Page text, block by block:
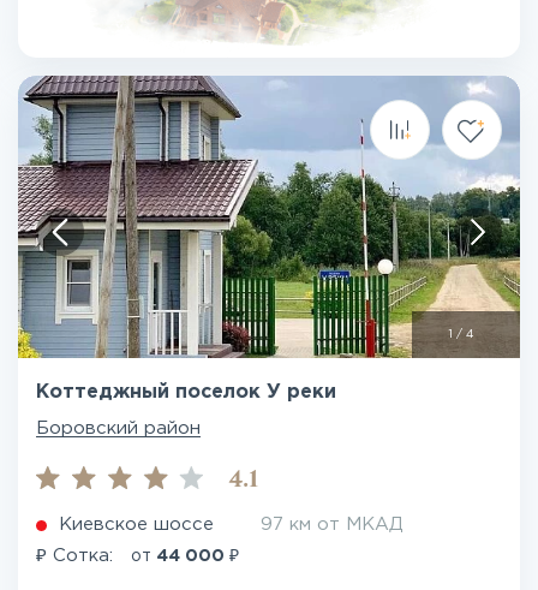
1 / 4
Коттеджный поселок У реки
Боровский район
4.1
Киевское шоссе 97 км от МКАД
₽ Сотка: от 44 000 ₽